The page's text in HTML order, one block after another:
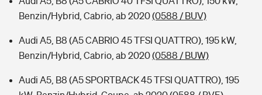
Benzin/Hybrid, Cabrio, ab 2020(0588 / BUV)
Audi A5, B8 (A5 CABRIO 45 TFSI QUATTRO), 195 kW,
Benzin/Hybrid, Cabrio, ab 2020(0588 / BUW)
Audi A5, B8 (A5 SPORTBACK 45 TFSI QUATTRO), 195